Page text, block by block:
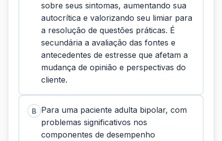
sobre seus sintomas, aumentando sua
autocrítica e valorizando seu limiar para
a resolução de questões práticas. É
secundária a avaliação das fontes e
antecedentes de estresse que afetam a
mudança de opinião e perspectivas do
cliente.
B
Para uma paciente adulta bipolar, com
problemas significativos nos
componentes de desempenho